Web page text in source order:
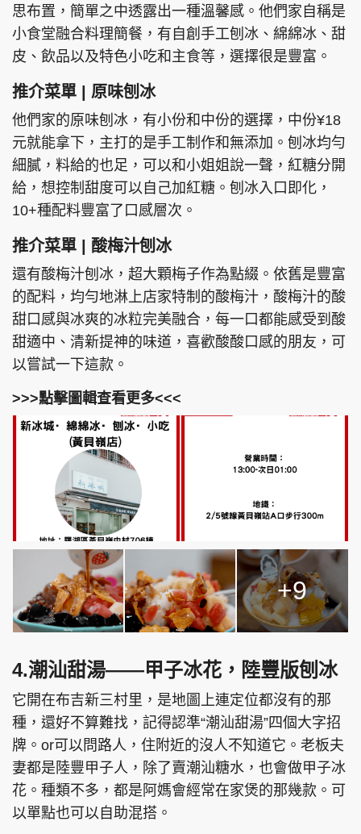
思布置，簡單之中透露出一種溫馨感。他們家自稱是
小食堂融合料理簡餐，有自創手工刨冰、綿綿冰、甜
皮、飲品以及特色小吃和主食等，選擇很是豐富。
推介菜單 | 原味刨冰
他們家的原味刨冰，有小份和中份的選擇，中份¥18
元就能拿下，主打的是手工制作和無添加。刨冰均勻
細膩，料給的也足，可以和小姐姐說一聲，紅糖分開
給，想控制甜度可以自己加紅糖。刨冰入口即化，
10+種配料豐富了口感層次。
推介菜單 | 酸梅汁刨冰
還有酸梅汁刨冰，超大顆梅子作為點綴。依舊是豐富
的配料，均勻地淋上店家特制的酸梅汁，酸梅汁的酸
甜口感與冰爽的冰粒完美融合，每一口都能感受到酸
甜適中、清新提神的味道，喜歡酸酸口感的朋友，可
以嘗試一下這款。
>>>點擊圖輯查看更多<<<
+9
4.潮汕甜湯——甲子冰花，陸豐版刨冰
它開在布吉新三村里，是地圖上連定位都沒有的那
種，還好不算難找，記得認準“潮汕甜湯”四個大字招
牌。or可以問路人，住附近的沒人不知道它。老板夫
妻都是陸豐甲子人，除了賣潮汕糖水，也會做甲子冰
花。種類不多，都是阿媽會經常在家煲的那幾款。可
以單點也可以自助混搭。